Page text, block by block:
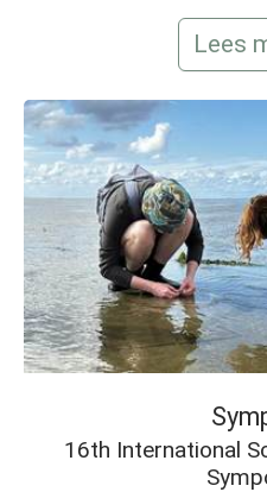
Lees
16th International